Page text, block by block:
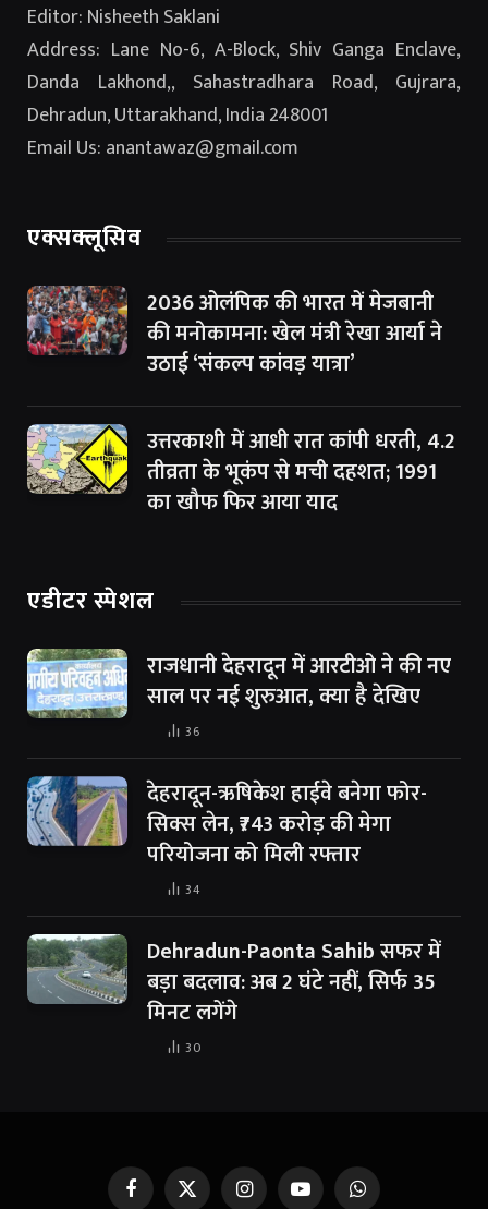
Editor: Nisheeth Saklani
Address: Lane No-6, A-Block, Shiv Ganga Enclave,
Danda Lakhond,, Sahastradhara Road, Gujrara,
Dehradun, Uttarakhand, India 248001
Email Us: anantawaz@gmail.com
एक्सक्लूसिव
2036 ओलंपिक की भारत में मेजबानी
की मनोकामना: खेल मंत्री रेखा आर्या ने
उठाई ‘संकल्प कांवड़ यात्रा’
उत्तरकाशी में आधी रात कांपी धरती, 4.2
तीव्रता के भूकंप से मची दहशत; 1991
का खौफ फिर आया याद
एडीटर स्पेशल
राजधानी देहरादून में आरटीओ ने की नए
साल पर नई शुरुआत, क्या है देखिए
36
देहरादून-ऋषिकेश हाईवे बनेगा फोर-
सिक्स लेन, ₹743 करोड़ की मेगा
परियोजना को मिली रफ्तार
34
Dehradun-Paonta Sahib सफर में
बड़ा बदलाव: अब 2 घंटे नहीं, सिर्फ 35
मिनट लगेंगे
30
FacebookX
InstagramYouTubeWhatsApp